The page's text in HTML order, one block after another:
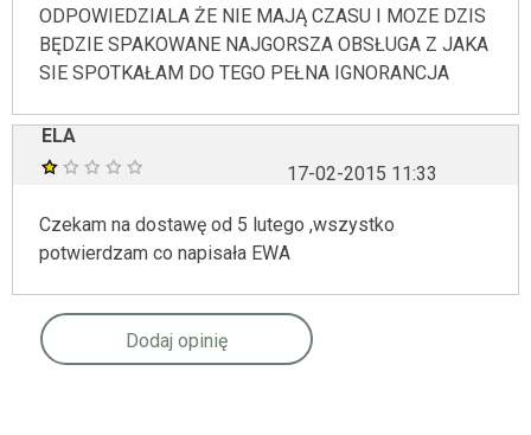
ODPOWIEDZIALA ŻE NIE MAJĄ CZASU I MOZE DZIS
BĘDZIE SPAKOWANE NAJGORSZA OBSŁUGA Z JAKA
SIE SPOTKAŁAM DO TEGO PEŁNA IGNORANCJA
ELA
17-02-2015 11:33
Czekam na dostawę od 5 lutego ,wszystko
potwierdzam co napisała EWA
Dodaj opinię